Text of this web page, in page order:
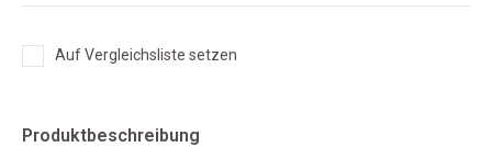
Auf Vergleichsliste setzen
Produktbeschreibung